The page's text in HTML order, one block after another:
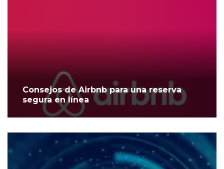
Consejos de Airbnb para una reserva
segura en línea